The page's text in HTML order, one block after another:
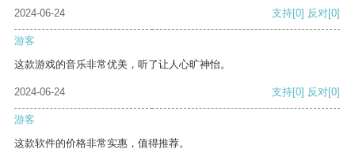
2024-06-24
支持[0] 反对[0]
游客
这款游戏的音乐非常优美，听了让人心旷神怡。
2024-06-24 支持[0] 反对[0]
游客
这款软件的价格非常实惠，值得推荐。